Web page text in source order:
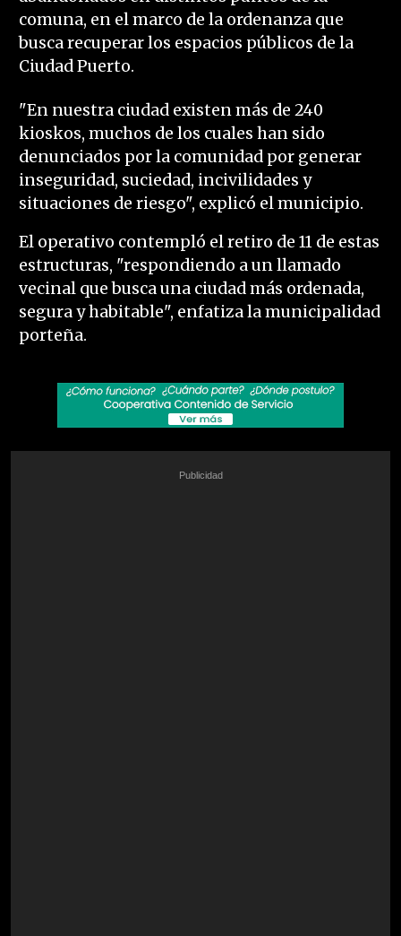
comuna, en el marco de la ordenanza que
busca recuperar los espacios públicos de la
Ciudad Puerto.
"En nuestra ciudad existen más de 240
kioskos, muchos de los cuales han sido
denunciados por la comunidad por generar
inseguridad, suciedad, incivilidades y
situaciones de riesgo", explicó el municipio.
El operativo contempló el retiro de 11 de estas
estructuras, "respondiendo a un llamado
vecinal que busca una ciudad más ordenada,
segura y habitable", enfatiza la municipalidad
porteña.